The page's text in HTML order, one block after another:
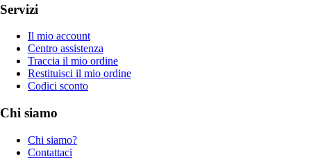
Servizi
Il mio account
Centro assistenza
Traccia il mio ordine
Restituisci il mio ordine
Codici sconto
Chi siamo
Chi siamo?
Contattaci